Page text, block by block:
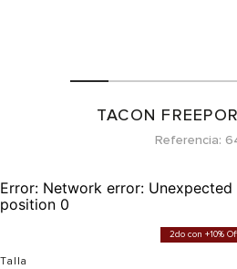
TACON
Referencia
Error: Network error: Unexpected
position 0
2do con +10%
Talla